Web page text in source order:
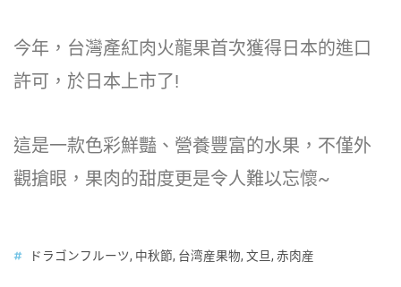
今年，台灣產紅肉火龍果首次獲得日本的進口
許可，於日本上市了!
這是一款色彩鮮豔、營養豐富的水果，不僅外
觀搶眼，果肉的甜度更是令人難以忘懷~
ドラゴンフルーツ, 中秋節, 台湾産果物, 文旦 , 赤肉産